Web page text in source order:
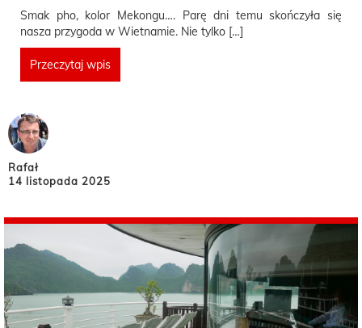
Smak pho, kolor Mekongu…. Parę dni temu skończyła się
nasza przygoda w Wietnamie. Nie tylko […]
Przeczytaj wpis
Rafał
14 listopada 2025